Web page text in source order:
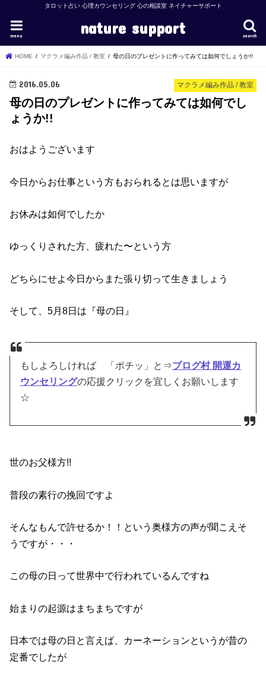
タロット占い 心理カウンセリング 心の相談室 ネイチャーサポート
nature support search
menu
HOME マクラメ編み作品 / 教室 母の日のプレゼントに作ってみては如何でしょうか!!
マクラメ編み作品 / 教室
2016.05.06
母の日のプレゼントに作ってみては如何でし
ょうか!!
おはようございます
今日からお仕事という方もおられるとは思いますが
お休みは如何でしたか
ゆっくりされた方、疲れた〜という方
どちらにせよ今日からまた張り切って生きましょう
そして、5月8日は『母の日』
もしよろしければ 「ポチッ」と⇒ブログ村 開運カ
ウンセリングの応援クリックを宜しくお願いします
☆
世のお父様方!!
普段の素行の挽回ですよ
そんなもんで許せるか！！という奥様方の声が聞こえそ
うですが・・・
この母の日って世界中で行われているんですね
始まりの起源はまちまちですが
日本では母の日と言えば、カーネーションというが昔の
定番でしたが